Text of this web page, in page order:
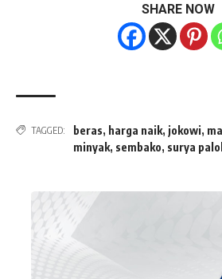
SHARE NOW
TAGGED: beras, harga naik, jokowi,
minyak, sembako, surya